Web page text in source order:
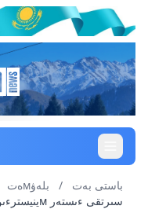
باستى بەت / بلەۋмەت
سىرتقى ءىستەر мينيسترءىن...